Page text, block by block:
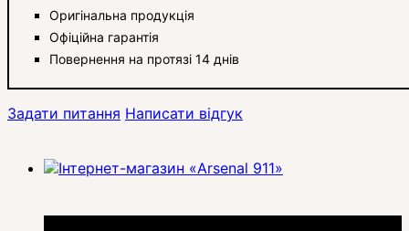
Оригінальна продукція
Офіційна гарантія
Повернення на протязі 14 днів
Задати питання Написати відгук